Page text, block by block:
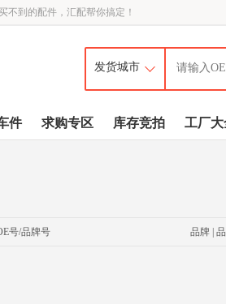
不到的配件，汇配帮你搞定！
件 求购专区 库存竞拍 工厂大
号/品牌号 品牌 |